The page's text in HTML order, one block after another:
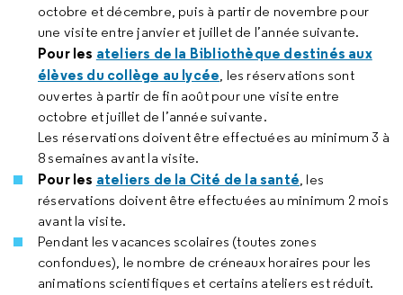
octobre et décembre, puis à partir de novembre pour
une visite entre janvier et juillet de l’année suivante.
Pour les ateliers de la Bibliothèque destinés aux
élèves du collège au lycée, les réservations sont
ouvertes à partir de fin août pour une visite entre
octobre et juillet de l’année suivante.
Les réservations doivent être effectuées au minimum 3 à
8 semaines avant la visite.
Pour les ateliers de la Cité de la santé, les
réservations doivent être effectuées au minimum 2 mois
avant la visite.
Pendant les vacances scolaires (toutes zones
confondues), le nombre de créneaux horaires pour les
animations scientifiques et certains ateliers est réduit.